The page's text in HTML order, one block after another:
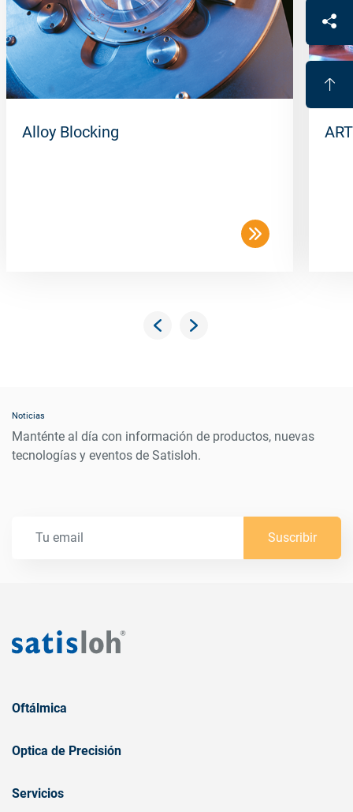
Alloy Blocking
Noticias
Manténte al día con información de productos, nuevas
tecnologías y eventos de Satisloh.
Suscribir
Oftálmica
Optica de Precisión
Servicios